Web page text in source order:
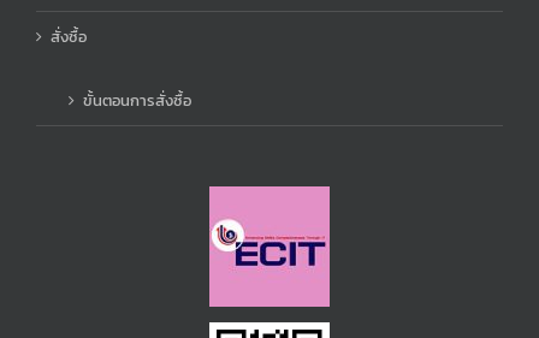
สั่งซื้อ
ขั้นตอนการสั่งซื้อ